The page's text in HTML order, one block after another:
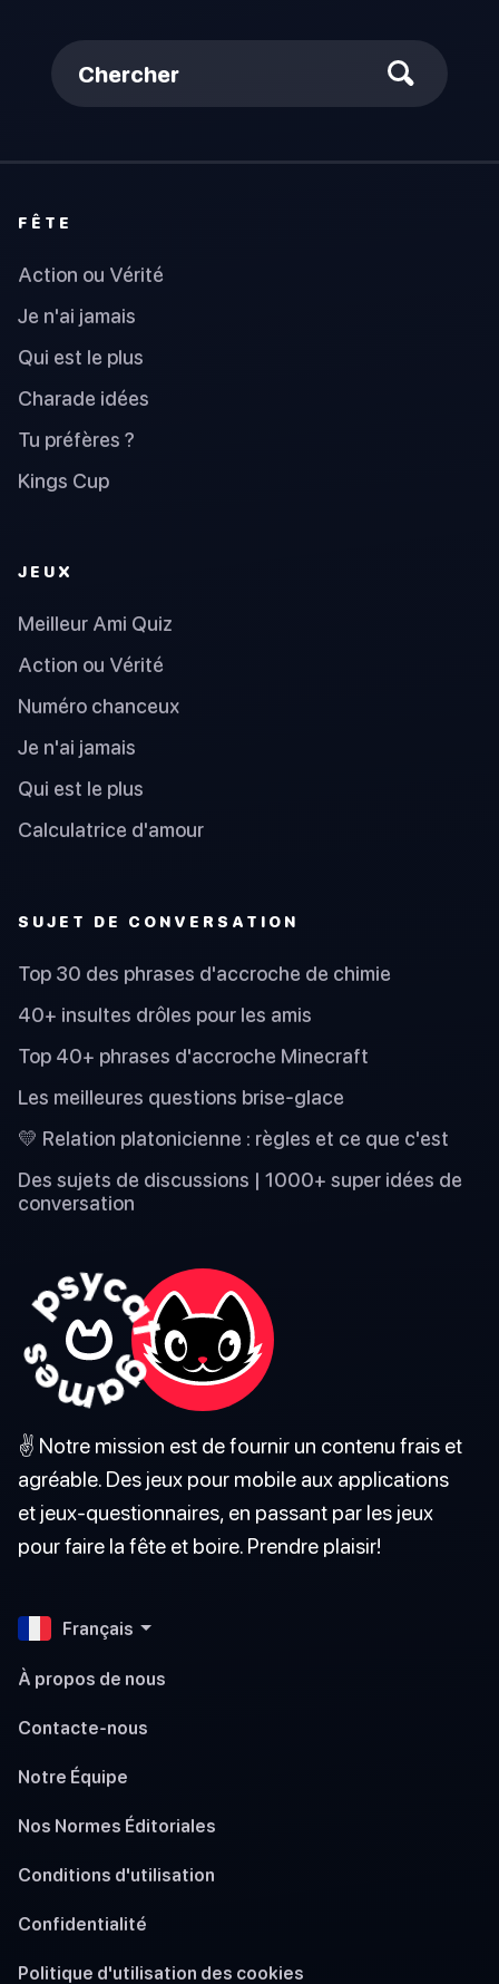
Chercher
FÊTE
Action ou Vérité
Je n'ai jamais
Qui est le plus
Charade idées
Tu préfères ?
Kings Cup
JEUX
Meilleur Ami Quiz
Action ou Vérité
Numéro chanceux
Je n'ai jamais
Qui est le plus
Calculatrice d'amour
SUJET DE CONVERSATION
Top 30 des phrases d'accroche de chimie
40+ insultes drôles pour les amis
Top 40+ phrases d'accroche Minecraft
Les meilleures questions brise-glace
💛 Relation platonicienne : règles et ce que c'est
Des sujets de discussions | 1000+ super idées de
conversation
✌️ Notre mission est de fournir un contenu frais et
agréable. Des jeux pour mobile aux applications
et jeux-questionnaires, en passant par les jeux
pour faire la fête et boire. Prendre plaisir!
Français
À propos de nous
Contacte-nous
Notre Équipe
Nos Normes Éditoriales
Conditions d'utilisation
Confidentialité
Politique d'utilisation des cookies